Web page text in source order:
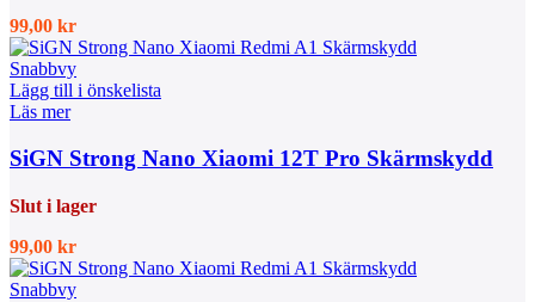
99,00 kr
Snabbvy
Lägg till i önskelista
Läs mer
SiGN Strong Nano Xiaomi 12T Pro Skärmskydd
Slut i lager
99,00 kr
Snabbvy